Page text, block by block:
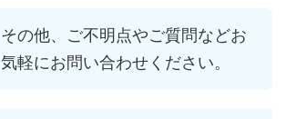
その他、ご不明点やご質問などお
気軽にお問い合わせください。